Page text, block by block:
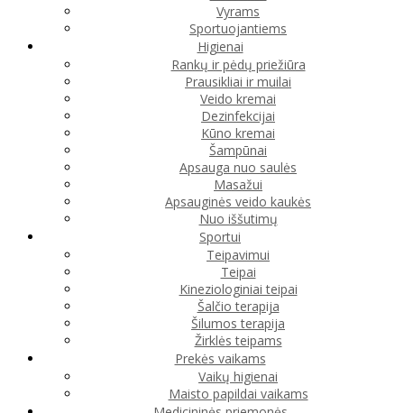
Vyrams
Sportuojantiems
Higienai
Rankų ir pėdų priežiūra
Prausikliai ir muilai
Veido kremai
Dezinfekcijai
Kūno kremai
Šampūnai
Apsauga nuo saulės
Masažui
Apsauginės veido kaukės
Nuo iššutimų
Sportui
Teipavimui
Teipai
Kineziologiniai teipai
Šalčio terapija
Šilumos terapija
Žirklės teipams
Prekės vaikams
Vaikų higienai
Maisto papildai vaikams